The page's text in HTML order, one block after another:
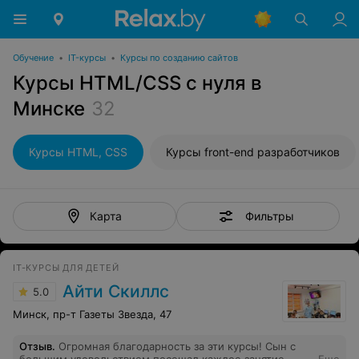
Обучение • IT-курсы • Курсы по созданию сайтов
Курсы HTML/CSS с нуля в
Минске 32
Курсы HTML, CSS Курсы front-end разработчиков
Карта Фильтры
IT-КУРСЫ ДЛЯ ДЕТЕЙ
5.0 Айти Скиллс
Минск, пр-т Газеты Звезда, 47
Отзыв. Огромная благодарность за эти курсы! Сын с